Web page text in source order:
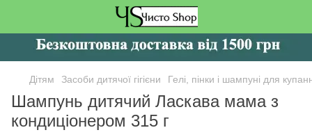
Дітям Засоби дитячої гігієни Гелі, пінки і шампуні для
Шампунь дитячий Ласкава мама з
кондиціонером 315 г